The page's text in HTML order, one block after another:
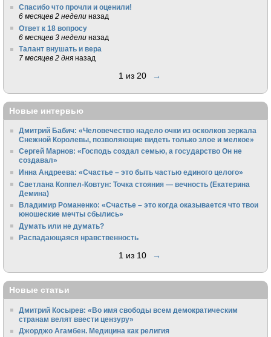
Спасибо что прочли и оценили!
6 месяцев 2 недели назад
Ответ к 18 вопросу
6 месяцев 3 недели назад
Талант внушать и вера
7 месяцев 2 дня назад
1 из 20 →
Новые интервью
Дмитрий Бабич: «Человечество надело очки из осколков зеркала
Снежной Королевы, позволяющие видеть только злое и мелкое»
Сергей Марнов: «Господь создал семью, а государство Он не
создавал»
Инна Андреева: «Счастье – это быть частью единого целого»
Светлана Коппел-Ковтун: Точка стояния — вечность (Екатерина
Демина)
Владимир Романенко: «Счастье – это когда оказывается что твои
юношеские мечты сбылись»
Думать или не думать?
Распадающаяся нравственность
1 из 10 →
Новые статьи
Дмитрий Косырев: «Во имя свободы всем демократическим
странам велят ввести цензуру»
Джорджо Агамбен. Медицина как религия